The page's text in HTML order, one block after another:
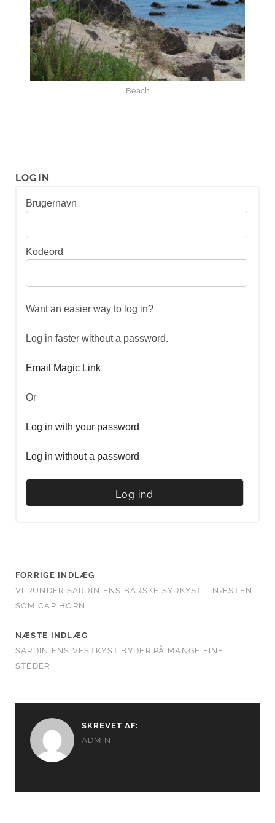
Beach
LOGIN
Brugernavn
Kodeord
Want an easier way to log in?
Log in faster without a password.
Email Magic Link
Or
Log in with your password
Log in without a password
FORRIGE INDLÆG
VI RUNDER SARDINIENS BARSKE SYDKYST – NÆSTEN
SOM CAP HORN
NÆSTE INDLÆG
SARDINIENS VESTKYST BYDER PÅ MANGE FINE
STEDER
SKREVET AF:
ADMIN